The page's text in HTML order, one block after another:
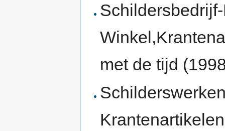
met de tijd